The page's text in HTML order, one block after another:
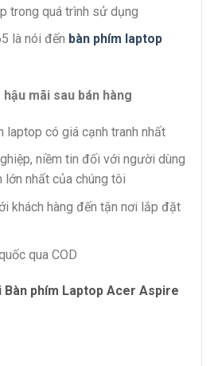
trong quá trình sử dụng
là nói đến bàn phím laptop
mãi sau bán hàng
laptop có giá cạnh tranh nhất
niềm tin đối với người dùng
lớn nhất của chúng tôi
khách hàng đến tận nơi lắp đặt
qua COD
Bàn phím Laptop Acer Aspire